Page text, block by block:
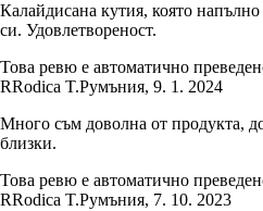
Калайдисана кутия, която
си. Удовлетвореност.
Това ревю е автоматично
RRodica T.Румъния, 9. 1. 2024
Много съм доволна от продукта,
близки.
Това ревю е автоматично
RRodica T.Румъния, 7. 10. 2023